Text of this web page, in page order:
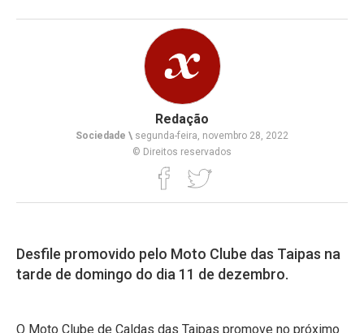
Redação
Sociedade \ segunda-feira, novembro 28, 2022
© Direitos reservados
Desfile promovido pelo Moto Clube das Taipas na
tarde de domingo do dia 11 de dezembro.
O Moto Clube de Caldas das Taipas promove no próximo